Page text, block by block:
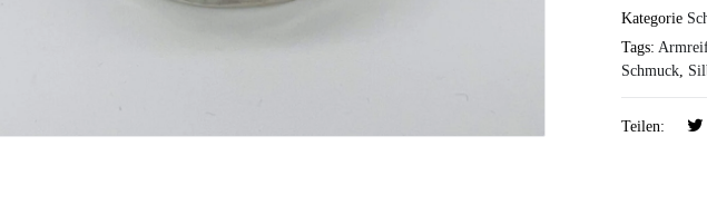
Kategorie
Tags:
Schmuck,
Teilen: